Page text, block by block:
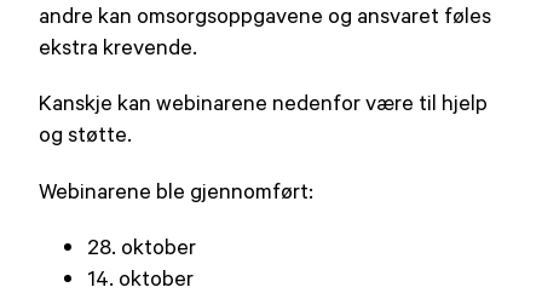
andre kan omsorgsoppgavene og ansvaret føles
ekstra krevende.
Kanskje kan webinarene nedenfor være til hjelp
og støtte.
Webinarene ble gjennomført:
28. oktober
14. oktober